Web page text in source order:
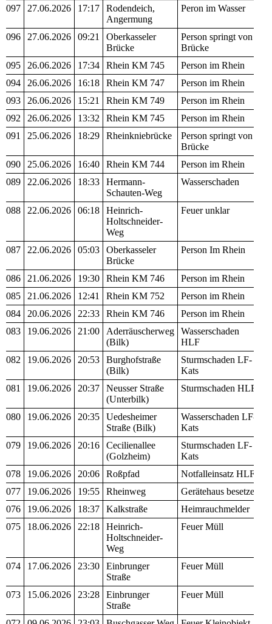
097
27.06.2026 17:17
Rodendeich,
Angermung
Peron im Wasser
096 27.06.2026 09:21
Oberkasseler
Brücke
Person springt von
Brücke
095
26.06.2026 17:34 Rhein KM 745
Person im Rhein
094
26.06.2026 16:18 Rhein KM 747
Person im Rhein
093
26.06.2026 15:21 Rhein KM 749
Person im Rhein
092
26.06.2026 13:32 Rhein KM 745
Person im Rhein
091
25.06.2026 18:29 Rheinkniebrücke
Person springt von
Brücke
090
25.06.2026 16:40 Rhein KM 744
Person im Rhein
089
22.06.2026 18:33
Hermann-
Schauten-Weg
Wasserschaden
088 22.06.2026 06:18
Heinrich-
Holtschneider-
Weg
Feuer unklar
087 22.06.2026 05:03
Oberkasseler
Brücke
Person Im Rhein
086 21.06.2026 19:30 Rhein KM 746
Person im Rhein
085
21.06.2026 12:41 Rhein KM 752
Person im Rhein
084
20.06.2026 22:33 Rhein KM 746
Person im Rhein
083
19.06.2026 21:00
Aderräuscherweg
(Bilk)
Wasserschaden
HLF
082
19.06.2026 20:53
Burghofstraße
(Bilk)
Sturmschaden LF-
Kats
081
19.06.2026 20:37
Neusser Straße
(Unterbilk)
Sturmschaden HLF
080 19.06.2026 20:35
Uedesheimer
Straße (Bilk)
Wasserschaden LF-
Kats
079
19.06.2026 20:16
Cecilienallee
(Golzheim)
Sturmschaden LF-
Kats
078
19.06.2026 20:06 Roßpfad
Notfalleinsatz HLF
077
19.06.2026 19:55 Rheinweg
Gerätehaus besetzen
076
19.06.2026 18:37 Kalkstraße
Heimrauchmelder
075
18.06.2026 22:18
Heinrich-
Holtschneider-
Weg
Feuer Müll
074 17.06.2026 23:30
Einbrunger
Straße
Feuer Müll
073 15.06.2026 23:28
Einbrunger
Straße
Feuer Müll